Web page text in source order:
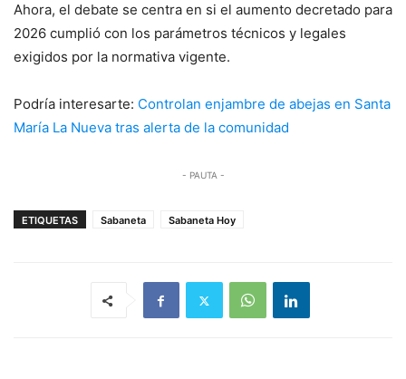
Ahora, el debate se centra en si el aumento decretado para
2026 cumplió con los parámetros técnicos y legales
exigidos por la normativa vigente.
Podría interesarte: Controlan enjambre de abejas en Santa
María La Nueva tras alerta de la comunidad
- PAUTA -
ETIQUETAS Sabaneta Sabaneta Hoy